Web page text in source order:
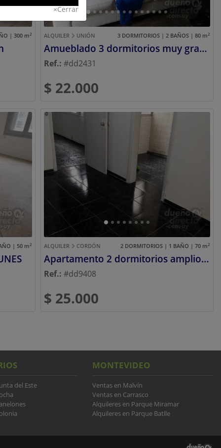
| 300 m2 ALQUILER UNIÓN 3 DORMITORIOS | 2 BAÑOS | 80 m2
Amueblado 3 dormitorios muy grandes! Zona 8 de Octubre y 20 de Febrero!! Acepto Depósito en Garantía!!
Ref.: #dd2431
$ 22.000
| 50 m2 ALQUILER CORDÓN 2 DORMITORIOS | 1 BAÑO | 70 m2
Apartamento 2 dormitorios amplio cercano a Facultades de Derecho y Psicología
Ref.: #dd9408
$ 25.000
del Este
MONTEVIDEO
Ventas en Malvín
Ventas en Carrasco
Alquileres en Parque Miramar
Alquileres en Parque Batlle
×Cerrar